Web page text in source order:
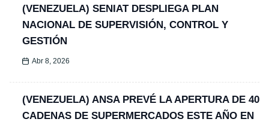
(VENEZUELA) SENIAT DESPLIEGA PLAN
NACIONAL DE SUPERVISIÓN, CONTROL Y
GESTIÓN
Abr 8, 2026
(VENEZUELA) ANSA PREVÉ LA APERTURA DE 40
CADENAS DE SUPERMERCADOS ESTE AÑO EN